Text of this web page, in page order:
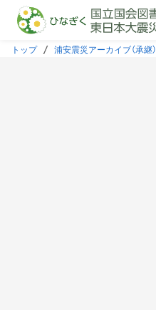
本文に飛ぶ
トップ 浦安震災アーカイブ（承継）